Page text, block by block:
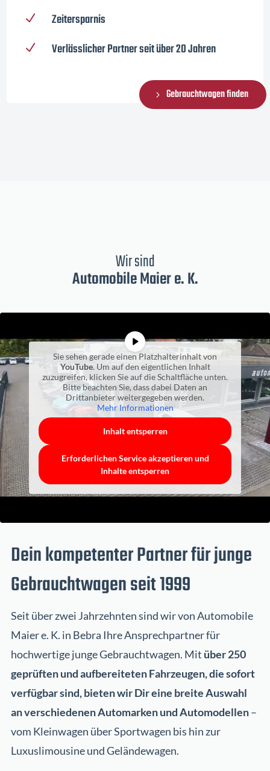
N Zeitersparnis
N Verlässlicher Partner seit über 20 Jahren
Gebrauchtwagen finden
Wir sind
Automobile Maier e. K.
Sie sehen gerade einen Platzhalterinhalt von
YouTube. Um auf den eigentlichen Inhalt
zuzugreifen, klicken Sie auf die Schaltfläche unten.
Bitte beachten Sie, dass dabei Daten an
Drittanbieter weitergegeben werden.
Mehr Informationen
Inhalt entsperren
Erforderlichen Service akzeptieren und
Inhalte entsperren
Dein kompetenter Partner für junge
Gebrauchtwagen seit 1999
Seit über zwei Jahrzehnten sind wir von Automobile
Maier e. K. in Bebra Ihre Ansprechpartner für
hochwertige junge Gebrauchtwagen. Mit über 250
geprüften und aufbereiteten Fahrzeugen, die sofort
verfügbar sind, bieten wir Dir eine breite Auswahl
an verschiedenen Automarken und Automodellen–
vom Kleinwagen über Sportwagen bis hin zur
Luxuslimousine und Geländewagen.